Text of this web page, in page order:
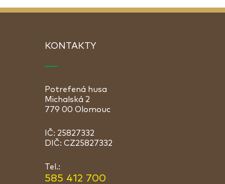
KONTAKTY
Potrefená husa
Michalská 2
779 00 Olomouc
IČ: 25827332
DIČ: CZ25827332
Tel.:
585 412 700